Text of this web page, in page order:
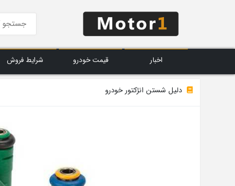
اخبار قیمت خودرو شرایط فروش
دلیل شستن انژکتور خودرو